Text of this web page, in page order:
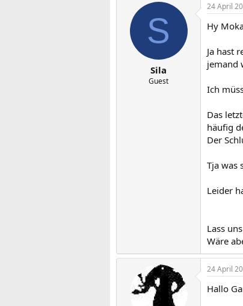
S
Sila
Guest
24 April
Hy
Ja hast
jemand
Ich
Das
häufig
Der
Tja was
Leider
Lass
Wäre
24 April
Hallo